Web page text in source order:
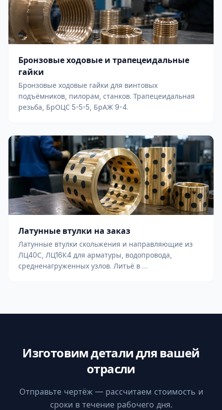
Бронзовые ходовые и трапецеидальные
гайки
Бронзовые ходовые гайки для винтовых
подъёмников, пилорам, станков. Трапецеидальная
резьба, БрОЦС 5-5-5, БрАЖ 9-4.
Латунные втулки на заказ
Латунные втулки скольжения и направляющие из
ЛЦ40С, ЛЦ16К4 для арматуры, водопровода,
средненагруженных узлов. Литьё в …
Изготовим детали для вашей
отрасли
Отправьте чертёж — рассчитаем стоимость и
сроки в течение рабочего дня.